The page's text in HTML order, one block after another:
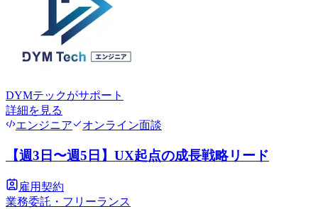
DYMテックがサポート
詳細を見る
エンジニア
オンライン面談
【週3日〜週5日】UX起点の成長戦略リード
雇用契約
業務委託・フリーランス